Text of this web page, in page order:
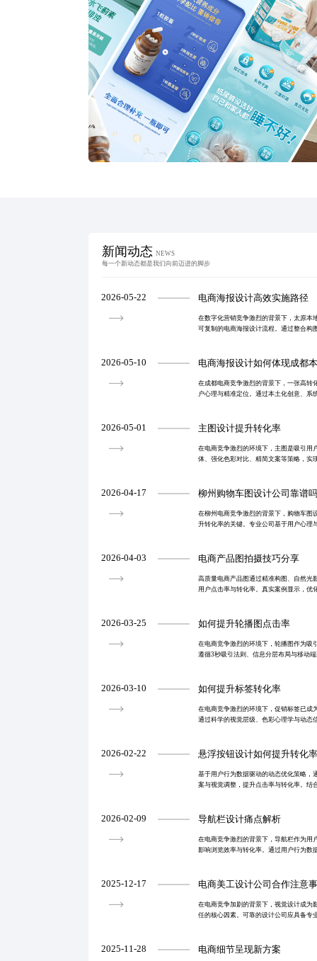
新闻动态 NEWS
每一个新动态都是我们向前迈进的脚步
2026-05-22 电商海报设计高效实施路径
在数字化营销竞争激烈的背景下，太原本
可复制的电商海报设计流程。通过整合构
2026-05-10 电商海报设计如何体现成都
在成都电商竞争激烈的背景下，一张高转
户心理与精准定位。通过本土化创意、系
2026-05-01 主图设计提升转化率
在电商竞争激烈的环境下，主图是吸引用
体、强化色彩对比、精简文案等策略，实
2026-04-17 柳州购物车图设计公司靠谱吗
在柳州电商竞争激烈的背景下，购物车图
升转化率的关键。专业公司基于用户心理
2026-04-03 电商产品图拍摄技巧分享
高质量电商产品图通过精准构图、自然光
用户点击率与转化率。真实案例显示，优
2026-03-25 如何提升轮播图点击率
在电商竞争激烈的环境下，轮播图作为吸
遵循3秒吸引法则、信息分层布局与移动
2026-03-10 如何提升标签转化率
在电商竞争激烈的环境下，促销标签已成
通过科学的视觉层级、色彩心理学与动态
2026-02-22 悬浮按钮设计如何提升转化率
基于用户行为数据驱动的动态优化策略，
案与视觉调整，提升点击率与转化率。结
2026-02-09 导航栏设计痛点解析
在电商竞争激烈的背景下，导航栏作为用
影响浏览效率与转化率。通过用户行为数
2025-12-17 电商美工设计公司合作注意
在电商竞争加剧的背景下，视觉设计成为
任的核心因素。可靠的设计公司应具备专
2025-11-28 电商细节呈现新方案